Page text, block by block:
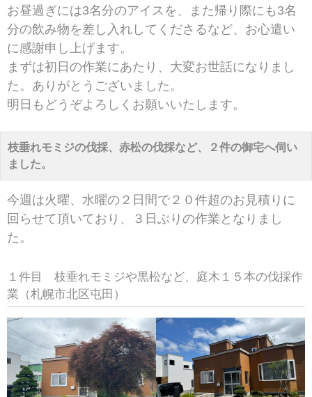
お昼過ぎには3名分のアイスを、また帰り際にも3名
分の飲み物を差し入れしてくださるなど、お心遣い
に感謝申し上げます。
まずは初日の作業にあたり、大変お世話になりまし
た。ありがとうございました。
明日もどうぞよろしくお願いいたします。
枝垂れモミジの伐採、赤松の伐採など、２件の御宅へ伺い
ました。
今週は火曜、水曜の２日間で２０件超のお見積りに
回らせて頂いており、３日ぶりの作業となりまし
た。
１件目 枝垂れモミジや黒松など、庭木１５本の伐採作
業（札幌市北区屯田）